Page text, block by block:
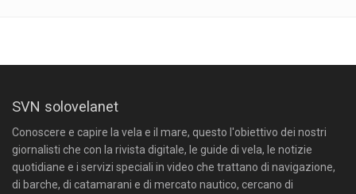
SVN solovelanet
Conoscere e capire la vela e il mare, questo l'obiettivo dei nostri
giornalisti che con la rivista digitale, le guide di vela, le notizie
quotidiane e i servizi speciali in video che trattano di navigazione,
di barche, di catamarani e di mercato nautico, cercano di